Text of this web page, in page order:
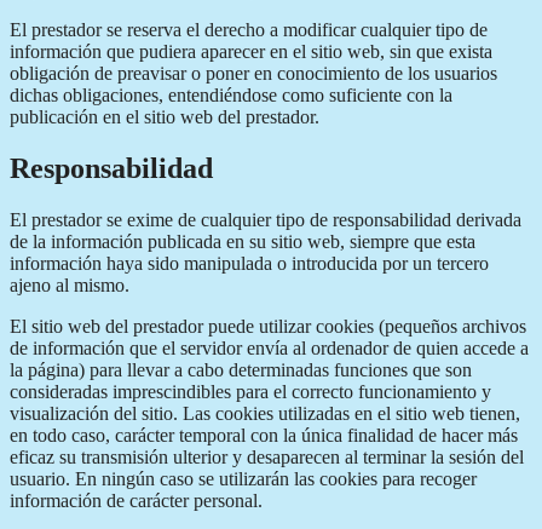
El prestador se reserva el derecho a modificar cualquier tipo de
información que pudiera aparecer en el sitio web, sin que exista
obligación de preavisar o poner en conocimiento de los usuarios
dichas obligaciones, entendiéndose como suficiente con la
publicación en el sitio web del prestador.
Responsabilidad
El prestador se exime de cualquier tipo de responsabilidad derivada
de la información publicada en su sitio web, siempre que esta
información haya sido manipulada o introducida por un tercero
ajeno al mismo.
El sitio web del prestador puede utilizar cookies (pequeños archivos
de información que el servidor envía al ordenador de quien accede a
la página) para llevar a cabo determinadas funciones que son
consideradas imprescindibles para el correcto funcionamiento y
visualización del sitio. Las cookies utilizadas en el sitio web tienen,
en todo caso, carácter temporal con la única finalidad de hacer más
eficaz su transmisión ulterior y desaparecen al terminar la sesión del
usuario. En ningún caso se utilizarán las cookies para recoger
información de carácter personal.